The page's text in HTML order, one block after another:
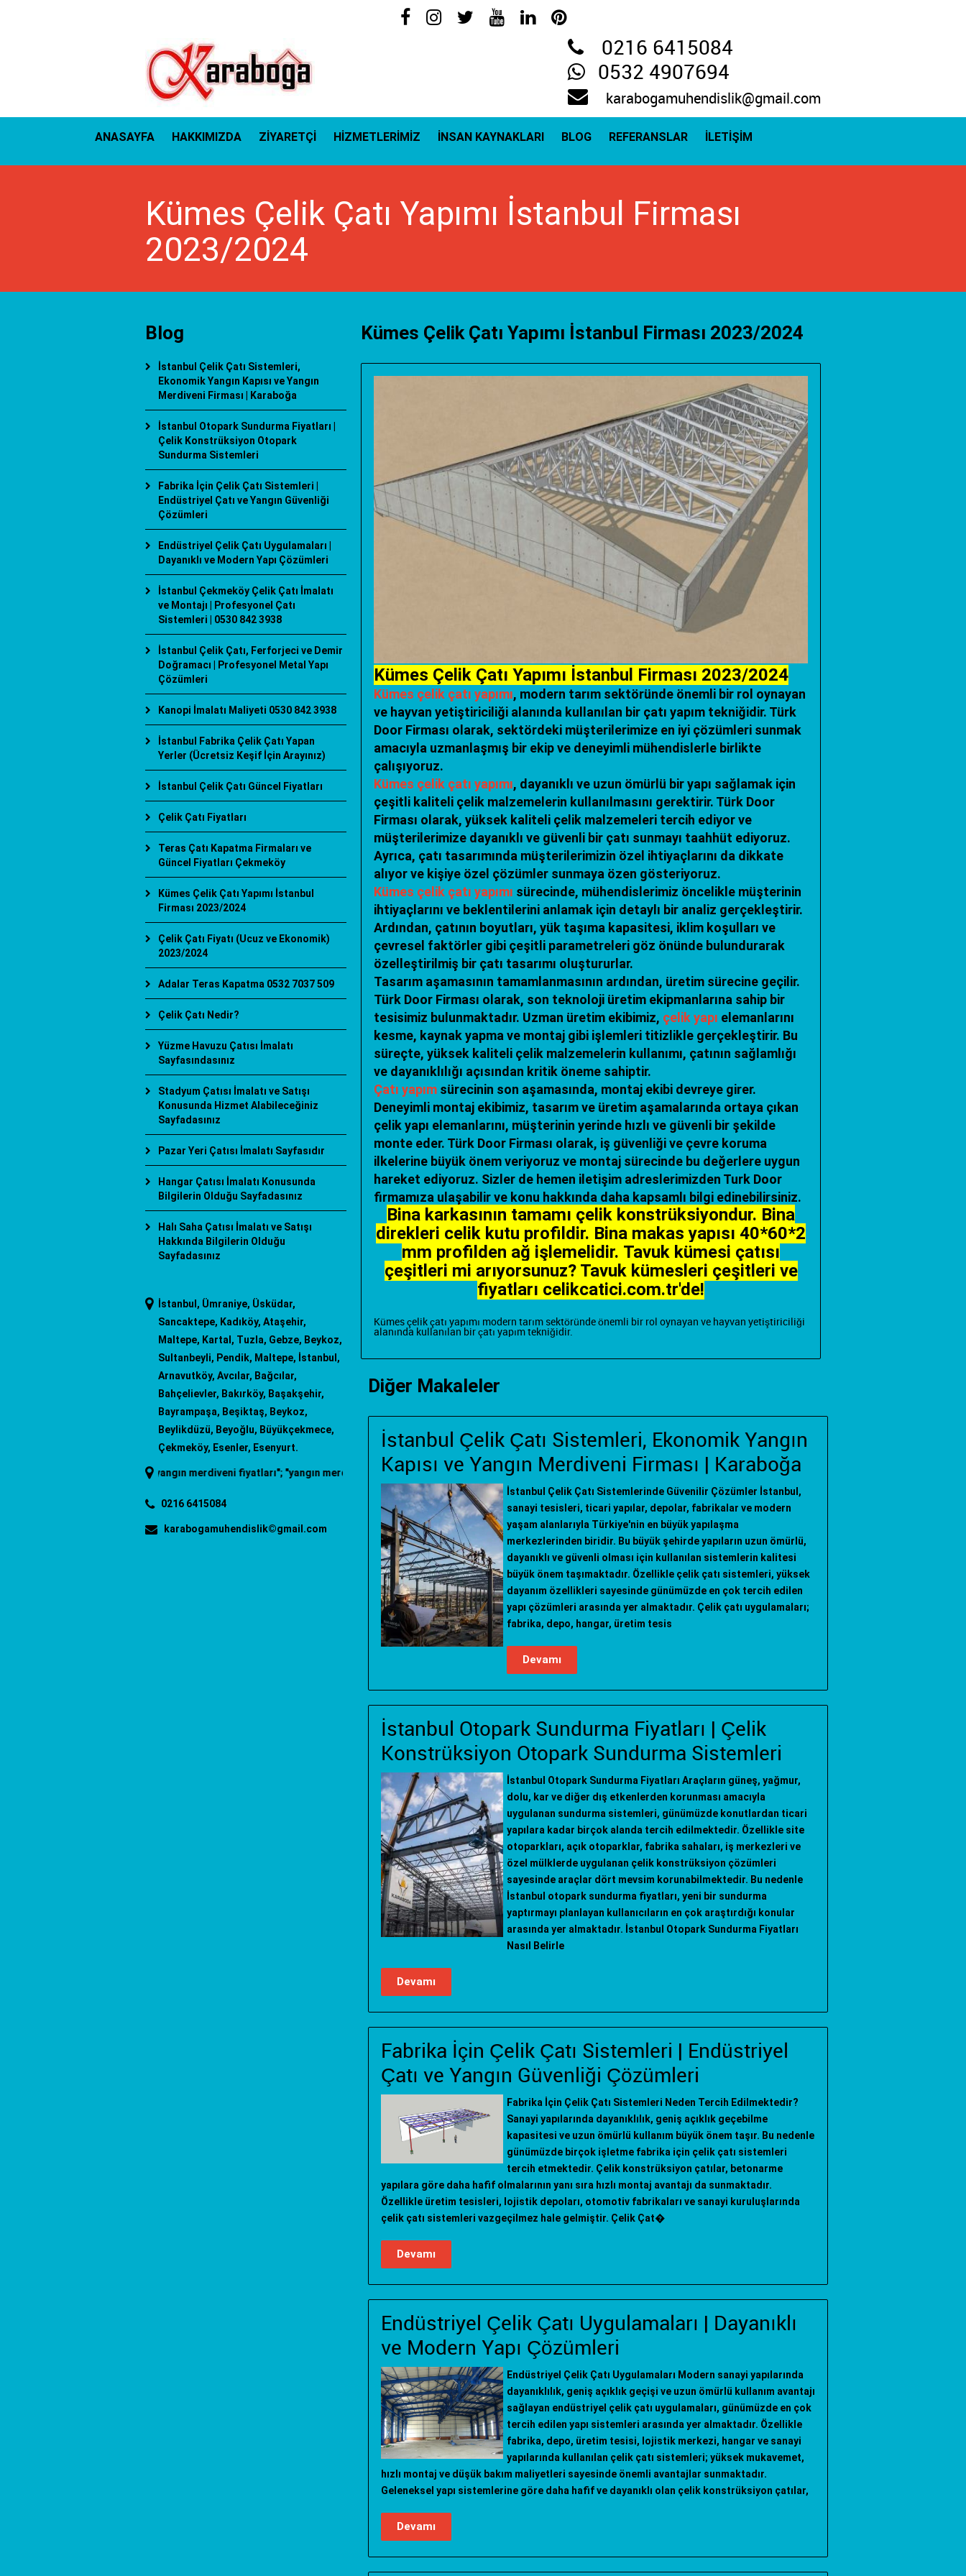
0216 6415084
0532 4907694
karabogamuhendislik@gmail.com
ANASAYFA HAKKIMIZDA ZİYARETÇİ HİZMETLERİMİZ İNSAN KAYNAKLARI BLOG REFERANSLAR İLETİŞİM
Kümes Çelik Çatı Yapımı İstanbul Firması
2023/2024
Blog
İstanbul Çelik Çatı Sistemleri,
Ekonomik Yangın Kapısı ve Yangın
Merdiveni Firması | Karaboğa
İstanbul Otopark Sundurma Fiyatları |
Çelik Konstrüksiyon Otopark
Sundurma Sistemleri
Fabrika İçin Çelik Çatı Sistemleri |
Endüstriyel Çatı ve Yangın Güvenliği
Çözümleri
Endüstriyel Çelik Çatı Uygulamaları |
Dayanıklı ve Modern Yapı Çözümleri
İstanbul Çekmeköy Çelik Çatı İmalatı
ve Montajı | Profesyonel Çatı
Sistemleri | 0530 842 3938
İstanbul Çelik Çatı, Ferforjeci ve Demir
Doğramacı | Profesyonel Metal Yapı
Çözümleri
Kanopi İmalatı Maliyeti 0530 842 3938
İstanbul Fabrika Çelik Çatı Yapan
Yerler (Ücretsiz Keşif İçin Arayınız)
İstanbul Çelik Çatı Güncel Fiyatları
Çelik Çatı Fiyatları
Teras Çatı Kapatma Firmaları ve
Güncel Fiyatları Çekmeköy
Kümes Çelik Çatı Yapımı İstanbul
Firması 2023/2024
Çelik Çatı Fiyatı (Ucuz ve Ekonomik)
2023/2024
Adalar Teras Kapatma 0532 7037 509
Çelik Çatı Nedir?
Yüzme Havuzu Çatısı İmalatı
Sayfasındasınız
Stadyum Çatısı İmalatı ve Satışı
Konusunda Hizmet Alabileceğiniz
Sayfadasınız
Pazar Yeri Çatısı İmalatı Sayfasıdır
Hangar Çatısı İmalatı Konusunda
Bilgilerin Olduğu Sayfadasınız
Halı Saha Çatısı İmalatı ve Satışı
Hakkında Bilgilerin Olduğu
Sayfadasınız
İstanbul, Ümraniye, Üsküdar,
Sancaktepe, Kadıköy, Ataşehir,
Maltepe, Kartal, Tuzla, Gebze, Beykoz,
Sultanbeyli, Pendik, Maltepe, İstanbul,
Arnavutköy, Avcılar, Bağcılar,
Bahçelievler, Bakırköy, Başakşehir,
Bayrampaşa, Beşiktaş, Beykoz,
Beylikdüzü, Beyoğlu, Büyükçekmece,
Çekmeköy, Esenler, Esenyurt.
yangın merdiveni fiyatları"; " yangın merdiveni firmaları yangın merdiveni imalatı"; " makaralı yangın merdiveni "; " z tipi yangın merdiveni"; "istanbul yangın merdiveni
0216 6415084
karabogamuhendislik©gmail.com
Kümes Çelik Çatı Yapımı İstanbul Firması 2023/2024
Kümes Çelik Çatı Yapımı İstanbul Firması 2023/2024
Kümes çelik çatı yapımı, modern tarım sektöründe önemli bir rol oynayan
ve hayvan yetiştiriciliği alanında kullanılan bir çatı yapım tekniğidir. Türk
Door Firması olarak, sektördeki müşterilerimize en iyi çözümleri sunmak
amacıyla uzmanlaşmış bir ekip ve deneyimli mühendislerle birlikte
çalışıyoruz.
Kümes çelik çatı yapımı, dayanıklı ve uzun ömürlü bir yapı sağlamak için
çeşitli kaliteli çelik malzemelerin kullanılmasını gerektirir. Türk Door
Firması olarak, yüksek kaliteli çelik malzemeleri tercih ediyor ve
müşterilerimize dayanıklı ve güvenli bir çatı sunmayı taahhüt ediyoruz.
Ayrıca, çatı tasarımında müşterilerimizin özel ihtiyaçlarını da dikkate
alıyor ve kişiye özel çözümler sunmaya özen gösteriyoruz.
Kümes çelik çatı yapımı sürecinde, mühendislerimiz öncelikle müşterinin
ihtiyaçlarını ve beklentilerini anlamak için detaylı bir analiz gerçekleştirir.
Ardından, çatının boyutları, yük taşıma kapasitesi, iklim koşulları ve
çevresel faktörler gibi çeşitli parametreleri göz önünde bulundurarak
özelleştirilmiş bir çatı tasarımı oluştururlar.
Tasarım aşamasının tamamlanmasının ardından, üretim sürecine geçilir.
Türk Door Firması olarak, son teknoloji üretim ekipmanlarına sahip bir
tesisimiz bulunmaktadır. Uzman üretim ekibimiz, çelik yapı elemanlarını
kesme, kaynak yapma ve montaj gibi işlemleri titizlikle gerçekleştirir. Bu
süreçte, yüksek kaliteli çelik malzemelerin kullanımı, çatının sağlamlığı
ve dayanıklılığı açısından kritik öneme sahiptir.
Çatı yapım sürecinin son aşamasında, montaj ekibi devreye girer.
Deneyimli montaj ekibimiz, tasarım ve üretim aşamalarında ortaya çıkan
çelik yapı elemanlarını, müşterinin yerinde hızlı ve güvenli bir şekilde
monte eder. Türk Door Firması olarak, iş güvenliği ve çevre koruma
ilkelerine büyük önem veriyoruz ve montaj sürecinde bu değerlere uygun
hareket ediyoruz. Sizler de hemen iletişim adreslerimizden Turk Door
firmamıza ulaşabilir ve konu hakkında daha kapsamlı bilgi edinebilirsiniz.
Bina karkasının tamamı çelik konstrüksiyondur. Bina
direkleri celik kutu profildir. Bina makas yapısı 40*60*2
mm profilden ağ işlemelidir. Tavuk kümesi çatısı
çeşitleri mi arıyorsunuz? Tavuk kümesleri çeşitleri ve
fiyatları celikcatici.com.tr'de!
Kümes çelik çatı yapımı modern tarım sektöründe önemli bir rol oynayan ve hayvan yetiştiriciliği
alanında kullanılan bir çatı yapım tekniğidir.
Diğer Makaleler
İstanbul Çelik Çatı Sistemleri, Ekonomik Yangın
Kapısı ve Yangın Merdiveni Firması | Karaboğa
İstanbul Çelik Çatı Sistemlerinde Güvenilir Çözümler İstanbul,
sanayi tesisleri, ticari yapılar, depolar, fabrikalar ve modern
yaşam alanlarıyla Türkiye'nin en büyük yapılaşma
merkezlerinden biridir. Bu büyük şehirde yapıların uzun ömürlü,
dayanıklı ve güvenli olması için kullanılan sistemlerin kalitesi
büyük önem taşımaktadır. Özellikle çelik çatı sistemleri, yüksek
dayanım özellikleri sayesinde günümüzde en çok tercih edilen
yapı çözümleri arasında yer almaktadır. Çelik çatı uygulamaları;
fabrika, depo, hangar, üretim tesis
Devamı
İstanbul Otopark Sundurma Fiyatları | Çelik
Konstrüksiyon Otopark Sundurma Sistemleri
İstanbul Otopark Sundurma Fiyatları Araçların güneş, yağmur,
dolu, kar ve diğer dış etkenlerden korunması amacıyla
uygulanan sundurma sistemleri, günümüzde konutlardan ticari
yapılara kadar birçok alanda tercih edilmektedir. Özellikle site
otoparkları, açık otoparklar, fabrika sahaları, iş merkezleri ve
özel mülklerde uygulanan çelik konstrüksiyon çözümleri
sayesinde araçlar dört mevsim korunabilmektedir. Bu nedenle
İstanbul otopark sundurma fiyatları, yeni bir sundurma
yaptırmayı planlayan kullanıcıların en çok araştırdığı konular
arasında yer almaktadır. İstanbul Otopark Sundurma Fiyatları
Nasıl Belirle
Devamı
Fabrika İçin Çelik Çatı Sistemleri | Endüstriyel
Çatı ve Yangın Güvenliği Çözümleri
Fabrika İçin Çelik Çatı Sistemleri Neden Tercih Edilmektedir?
Sanayi yapılarında dayanıklılık, geniş açıklık geçebilme
kapasitesi ve uzun ömürlü kullanım büyük önem taşır. Bu nedenle
günümüzde birçok işletme fabrika için çelik çatı sistemleri
tercih etmektedir. Çelik konstrüksiyon çatılar, betonarme
yapılara göre daha hafif olmalarının yanı sıra hızlı montaj avantajı da sunmaktadır.
Özellikle üretim tesisleri, lojistik depoları, otomotiv fabrikaları ve sanayi kuruluşlarında
çelik çatı sistemleri vazgeçilmez hale gelmiştir. Çelik Çat�
Devamı
Endüstriyel Çelik Çatı Uygulamaları | Dayanıklı
ve Modern Yapı Çözümleri
Endüstriyel Çelik Çatı Uygulamaları Modern sanayi yapılarında
dayanıklılık, geniş açıklık geçişi ve uzun ömürlü kullanım avantajı
sağlayan endüstriyel çelik çatı uygulamaları, günümüzde en çok
tercih edilen yapı sistemleri arasında yer almaktadır. Özellikle
fabrika, depo, üretim tesisi, lojistik merkezi, hangar ve sanayi
yapılarında kullanılan çelik çatı sistemleri; yüksek mukavemet,
hızlı montaj ve düşük bakım maliyetleri sayesinde önemli avantajlar sunmaktadır.
Geleneksel yapı sistemlerine göre daha hafif ve dayanıklı olan çelik konstrüksiyon çatılar,
Devamı